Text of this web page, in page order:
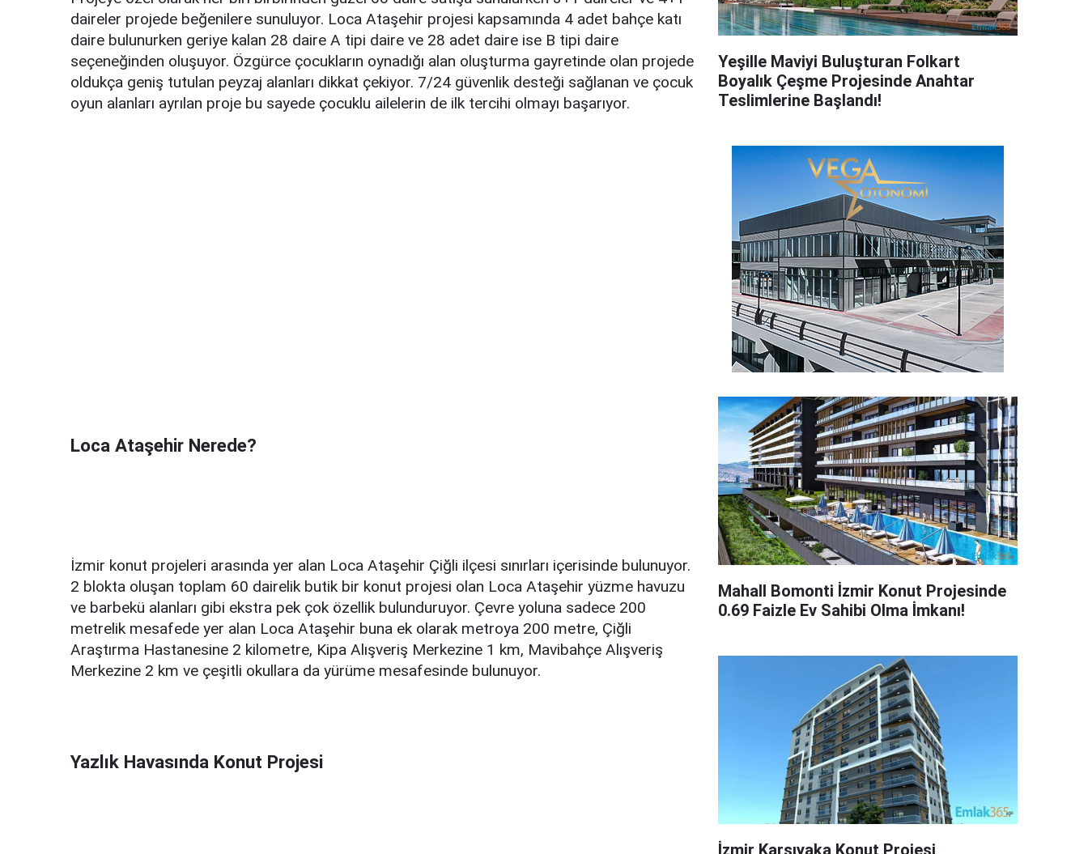
daireler projede beğenilere sunuluyor. Loca Ataşehir projesi kapsamında 4 adet bahçe katı
daire bulunurken geriye kalan 28 daire A tipi daire ve 28 adet daire ise B tipi daire
seçeneğinden oluşuyor. Özgürce çocukların oynadığı alan oluşturma gayretinde olan projede
oldukça geniş tutulan peyzaj alanları dikkat çekiyor. 7/24 güvenlik desteği sağlanan ve çocuk
oyun alanları ayrılan proje bu sayede çocuklu ailelerin de ilk tercihi olmayı başarıyor.
Loca Ataşehir Nerede?
İzmir konut projeleri arasında yer alan Loca Ataşehir Çiğli ilçesi sınırları içerisinde bulunuyor.
2 blokta oluşan toplam 60 dairelik butik bir konut projesi olan Loca Ataşehir yüzme havuzu
ve barbekü alanları gibi ekstra pek çok özellik bulunduruyor. Çevre yoluna sadece 200
metrelik mesafede yer alan Loca Ataşehir buna ek olarak metroya 200 metre, Çiğli
Araştırma Hastanesine 2 kilometre, Kipa Alışveriş Merkezine 1 km, Mavibahçe Alışveriş
Merkezine 2 km ve çeşitli okullara da yürüme mesafesinde bulunuyor.
Yazlık Havasında Konut Projesi
Yeşille Maviyi Buluşturan Folkart
Boyalık Çeşme Projesinde Anahtar
Teslimlerine Başlandı!
Mahall Bomonti İzmir Konut Projesinde
0.69 Faizle Ev Sahibi Olma İmkanı!